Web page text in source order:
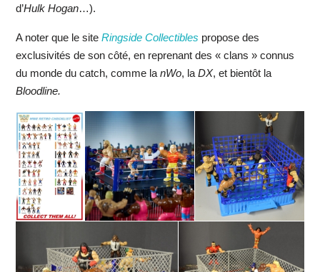
d’Hulk Hogan…).
A noter que le site Ringside Collectibles propose des
exclusivités de son côté, en reprenant des « clans » connus
du monde du catch, comme lanWo, laDX, et bientôt la
Bloodline.